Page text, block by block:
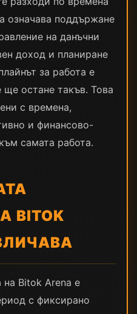
означава поддържане
на данъчни
доход и планиране
за работа е
ще остане такъв. Това
с времена,
и финансово-
самата работа.
BITOK
на Bitok Arena е
с фиксирано